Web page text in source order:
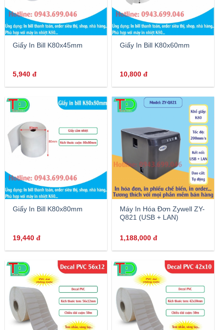
Giấy In Bill K80x45mm
5,940đ
Giấy In Bill K80x60mm
10,800đ
Giấy In Bill K80x80mm
19,440đ
Máy In Hóa Đơn Zywell ZY-
Q821 (USB + LAN)
1,188,000đ